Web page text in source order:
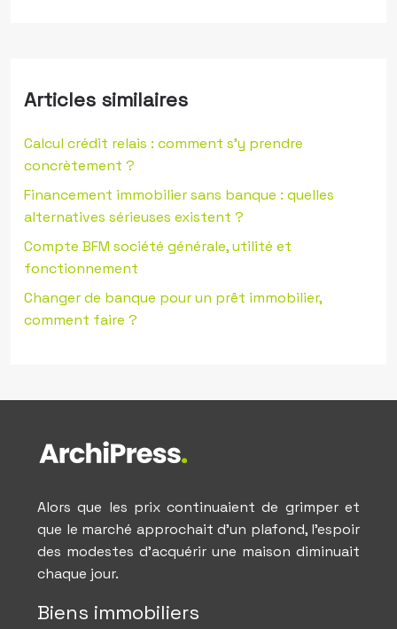
Articles similaires
Calcul crédit relais : comment s’y prendre
concrètement ?
Financement immobilier sans banque : quelles
alternatives sérieuses existent ?
Compte BFM société générale, utilité et
fonctionnement
Changer de banque pour un prêt immobilier,
comment faire ?
Alors que les prix continuaient de grimper et
que le marché approchait d’un plafond, l’espoir
des modestes d’acquérir une maison diminuait
chaque jour.
Biens immobiliers